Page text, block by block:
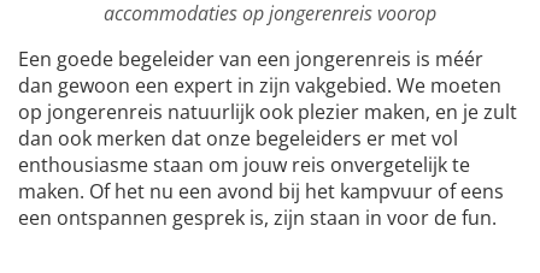
accommodaties op jongerenreis voorop
Een goede begeleider van een jongerenreis is méér
dan gewoon een expert in zijn vakgebied. We moeten
op jongerenreis natuurlijk ook plezier maken, en je zult
dan ook merken dat onze begeleiders er met vol
enthousiasme staan om jouw reis onvergetelijk te
maken. Of het nu een avond bij het kampvuur of eens
een ontspannen gesprek is, zijn staan in voor de fun.